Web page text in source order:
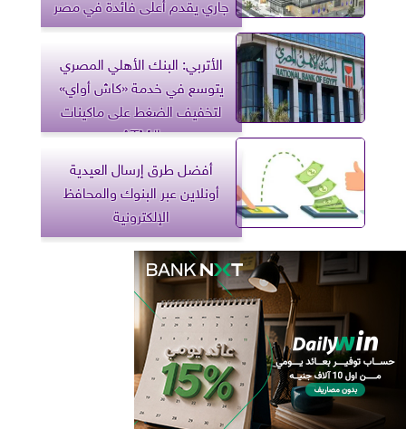
الأتربي: البنك الأهلي المصري
يتوسع في خدمة «كاش أواي»
لتخفيف الضغط على ماكينات
الـATM
أفضل طرق إرسال العيدية
أونلاين عبر البنوك والمحافظ
الإلكترونية